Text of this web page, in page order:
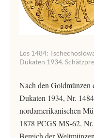
Los 1484:
Dukaten 1934.
Nach den Goldmünzen
Dukaten 1934, Nr.
nordamerikanischen
1878 PCGS MS-62,
Bereich der